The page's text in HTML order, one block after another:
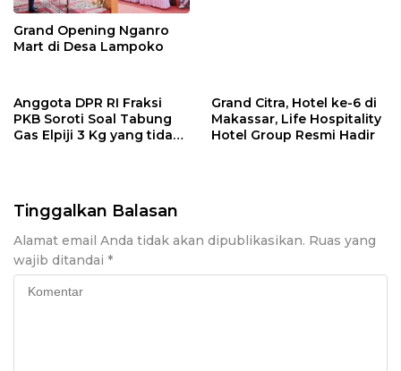
Grand Opening Nganro
Mart di Desa Lampoko
Anggota DPR RI Fraksi
PKB Soroti Soal Tabung
Gas Elpiji 3 Kg yang tidak
Grand Citra, Hotel ke-6 di
Makassar, Life Hospitality
Hotel Group Resmi Hadir
Tinggalkan Balasan
Alamat email Anda tidak akan dipublikasikan. Ruas yang
wajib ditandai *